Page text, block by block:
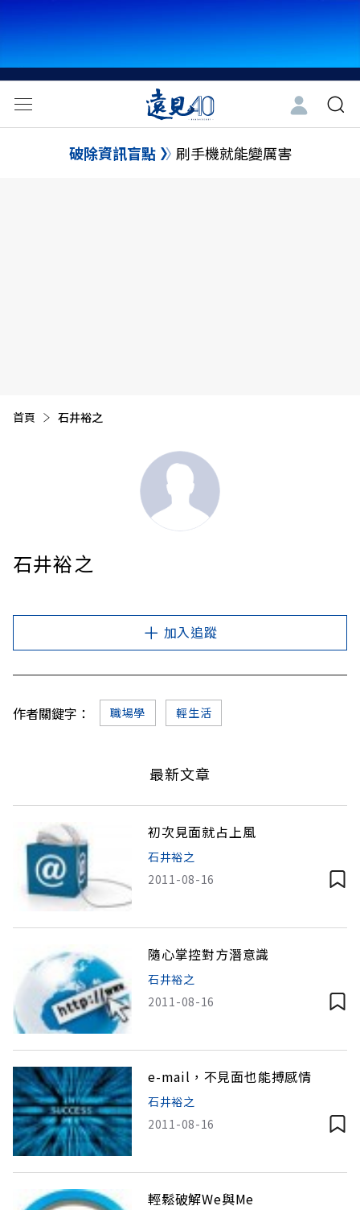
破除資訊盲點 刷手機就能變厲害
首頁 目前頁面：
石井裕之
石井裕之
加入追蹤
作者關鍵字： 職場學 輕生活
最新文章
初次見面就占上風
石井裕之
2011-08-16
隨心掌控對方潛意識
石井裕之
2011-08-16
e-mail，不見面也能搏感情
石井裕之
2011-08-16
輕鬆破解We與Me